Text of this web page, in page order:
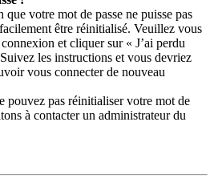
que votre mot de passe ne puisse pas
être réinitialisé. Veuillez vous
et cliquer sur « J’ai perdu
les instructions et vous devriez
vous connecter de nouveau
pouvez pas réinitialiser votre mot de
à contacter un administrateur du